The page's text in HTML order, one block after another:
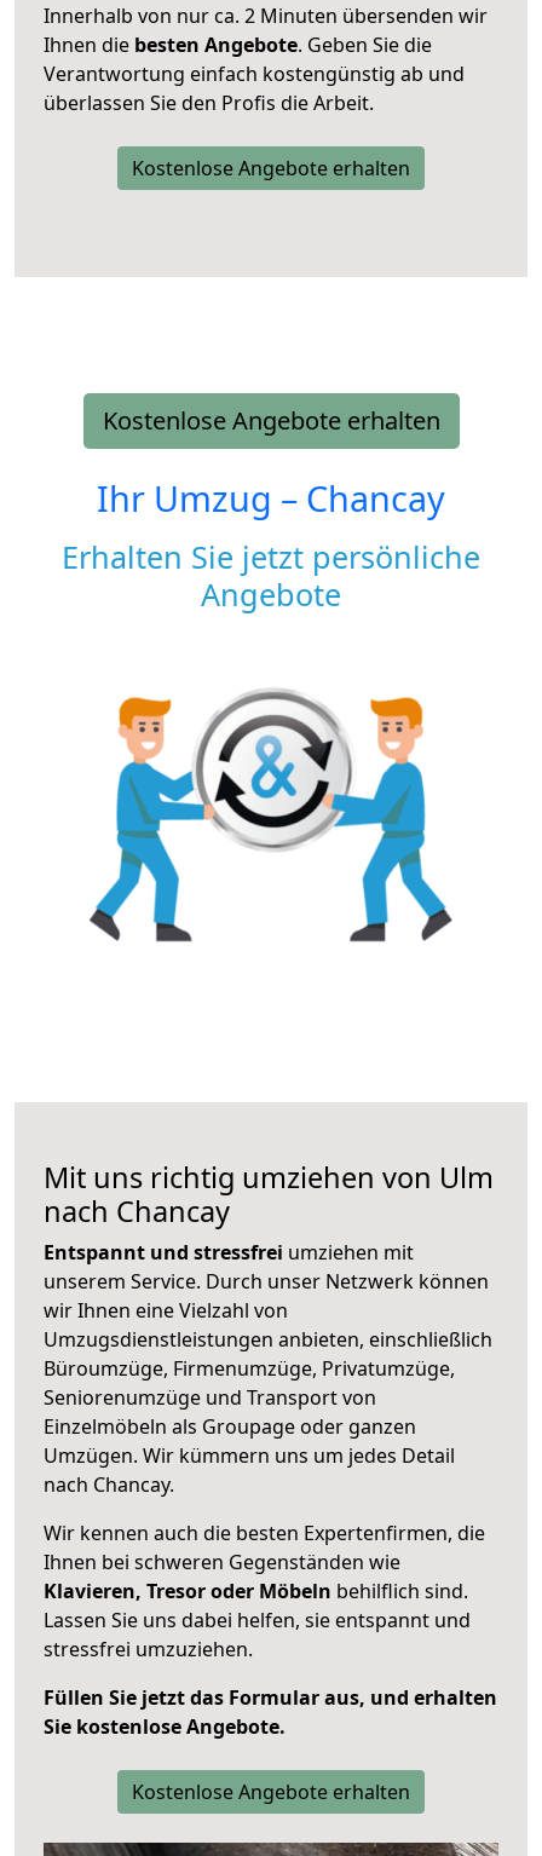
Innerhalb von nur ca. 2 Minuten übersenden wir
Ihnen die besten Angebote. Geben Sie die
Verantwortung einfach kostengünstig ab und
überlassen Sie den Profis die Arbeit.
Kostenlose Angebote erhalten
Kostenlose Angebote erhalten
Ihr Umzug – Chancay
Erhalten Sie jetzt persönliche
Angebote
Mit uns richtig umziehen von Ulm
nach Chancay
Entspannt und stressfrei umziehen mit
unserem Service. Durch unser Netzwerk können
wir Ihnen eine Vielzahl von
Umzugsdienstleistungen anbieten, einschließlich
Büroumzüge, Firmenumzüge, Privatumzüge,
Seniorenumzüge und Transport von
Einzelmöbeln als Groupage oder ganzen
Umzügen. Wir kümmern uns um jedes Detail
nach Chancay.
Wir kennen auch die besten Expertenfirmen, die
Ihnen bei schweren Gegenständen wie
Klavieren, Tresor oder Möbeln behilflich sind.
Lassen Sie uns dabei helfen, sie entspannt und
stressfrei umzuziehen.
Füllen Sie jetzt das Formular aus, und erhalten
Sie kostenlose Angebote.
Kostenlose Angebote erhalten